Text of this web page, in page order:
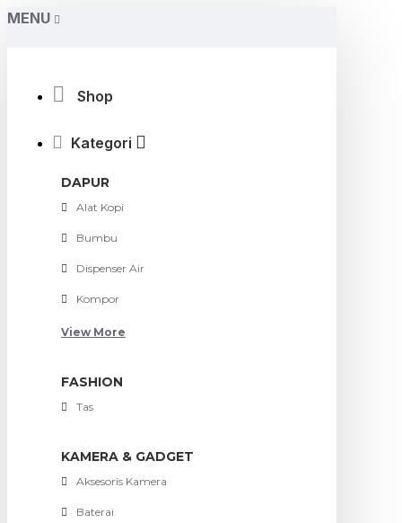
MENU
Shop
Kategori
DAPUR
Alat Kopi
Bumbu
Dispenser Air
Kompor
View More
FASHION
Tas
KAMERA & GADGET
Aksesoris Kamera
Baterai